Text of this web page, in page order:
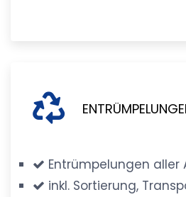
Entrümpelungen aller
inkl. Sortierung,